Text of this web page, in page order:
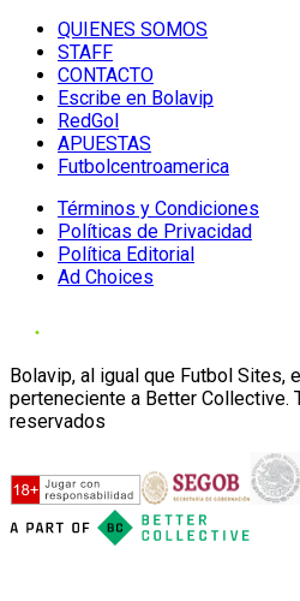
QUIENES SOMOS
STAFF
CONTACTO
Escribe en Bolavip
RedGol
APUESTAS
Futbolcentroamerica
Términos y Condiciones
Políticas de Privacidad
Política Editorial
Ad Choices
Bolavip, al igual que Futbol Sites,
perteneciente a Better Collective.
reservados